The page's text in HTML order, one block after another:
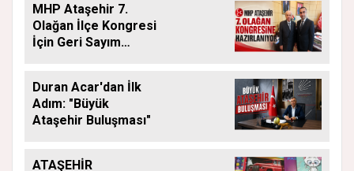
MHP Ataşehir 7.
Olağan İlçe Kongresi
İçin Geri Sayım
Duran Acar'dan İlk
Adım: "Büyük
Ataşehir Buluşması"
ATAŞEHİR